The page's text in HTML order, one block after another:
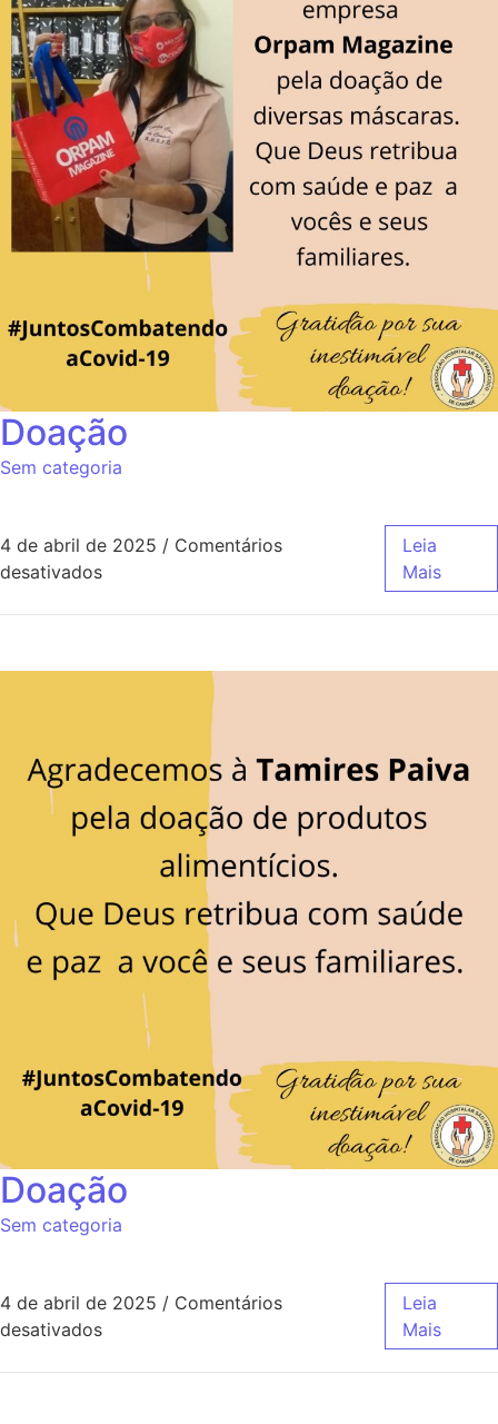
Doação
Sem categoria
4 de abril de 2025 / Comentários
desativados
Leia
Mais
Doação
Sem categoria
4 de abril de 2025 / Comentários
desativados
Leia
Mais